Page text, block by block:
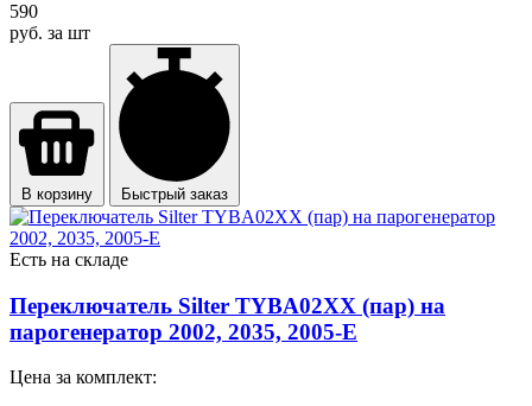
590
руб. за шт
В корзину Быстрый заказ
Есть на складе
Переключатель Silter TYBA02XX (пар) на
парогенератор 2002, 2035, 2005-E
Цена за комплект: